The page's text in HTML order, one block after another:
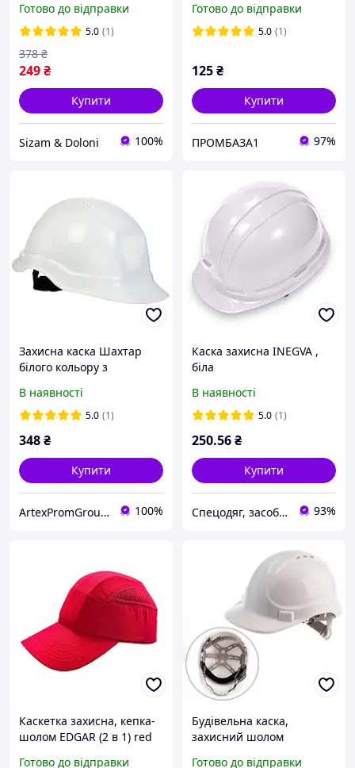
Готово до відправки
5.0 (1)
249₴
378 ₴
Купити
Sizam & Doloni 100%
Готово до відправки
5.0 (1)
125₴
Купити
ПРОМБАЗА1 97%
Захисна каска Шахтар
білого кольору з
поліетилену низького
тиску
В наявності
5.0 (1)
348₴
Купити
ArtexPromGroup - засоби захисту 100%
Каска захисна INEGVA ,
біла
В наявності
5.0 (1)
250.56₴
Купити
Спецодяг, засоби індивідуального захисту від виробника ТОВ КОМПАНІЯ ТЕКС-3000 93%
Каскетка захисна, кепка-
шолом EDGAR (2 в 1) red
Готово до відправки
Будівельна каска,
захисний шолом
Готово до відправки